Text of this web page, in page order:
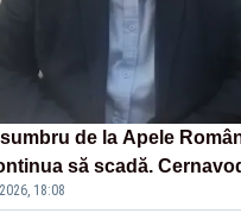
de la Apele
să scadă.
18:08